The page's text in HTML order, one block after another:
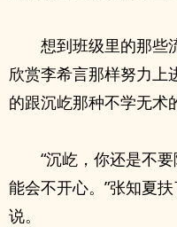
想到班级里的那些
欣赏李希言那样努力上
的跟沉屹那种不学无术
“沉屹，你还是不
能会不开心。”张知夏
说。